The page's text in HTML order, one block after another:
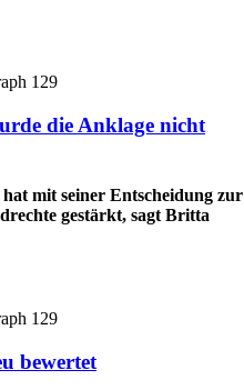
129
die Anklage nicht
mit seiner Entscheidung zur
gestärkt, sagt Britta
129
bewertet